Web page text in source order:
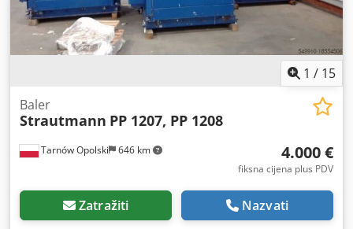
1 / 15
Tarnów Opolski 646 km
Baler
Strautmann PP 1207, PP 1208
4.000 €
fiksna cijena plus PDV
Zatražiti Nazvati